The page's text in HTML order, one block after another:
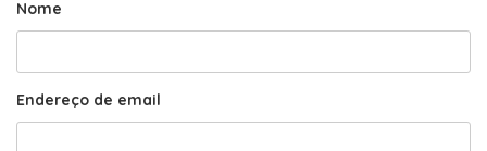
Nome
Endereço de email